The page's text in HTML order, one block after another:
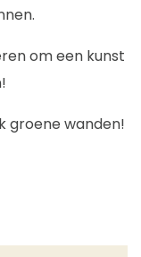
om een kunst
groene wanden!